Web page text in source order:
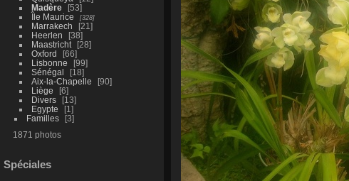
Madère
53
Île Maurice
328
Marrakech
21
Heerlen
38
Maastricht
28
Oxford
66
Lisbonne
99
Sénégal
18
Aix-la-Chapelle
90
Liège
6
Divers
13
Egypte
1
Familles
3
1871 photos
Spéciales